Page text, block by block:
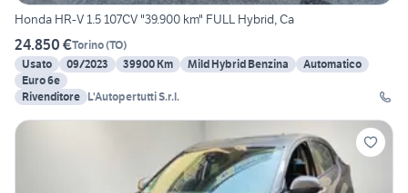
Honda HR-V 1.5 107CV "39.900 km" FULL Hybrid, Ca
24.850 €Torino(TO)
Usato
09/2023 39900 Km Mild Hybrid Benzina
Automatico
Euro 6e
Rivenditore L'Autopertutti S.r.l.